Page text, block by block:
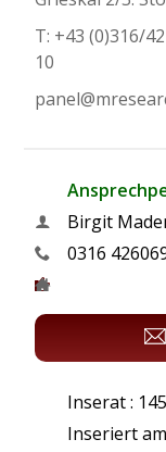
T: +43 (0)316/
10
Birgit
0316
Inserat :
Inseriert